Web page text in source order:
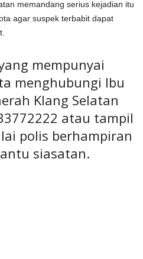
memandang serius kejadian itu
agar suspek terbabit dapat
mempunyai
menghubungi Ibu
Klang Selatan
atau tampil
polis berhampiran
siasatan.